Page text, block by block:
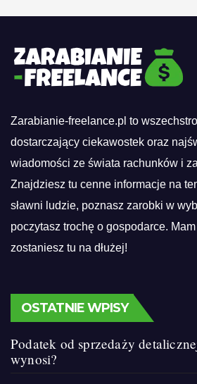
Zarabianie-freelance.pl to
dostarczający ciekawostek oraz
wiadomości ze świata rachunków i
Znajdziesz tu cenne informacje na
sławni ludzie, poznasz zarobki w
poczytasz trochę o gospodarce.
zostaniesz tu na dłużej!
OSTATNIE WPISY
Podatek od sprzedaży
wynosi?